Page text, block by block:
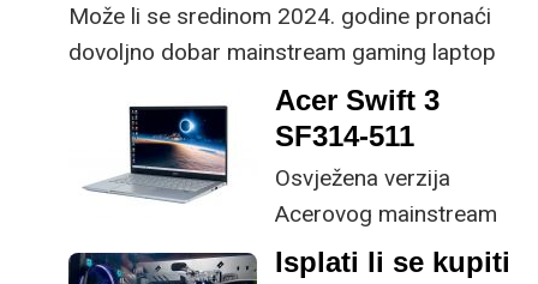
Može li se sredinom 2024. godine pronaći
dovoljno dobar mainstream gaming laptop
temeljen na novijoj tehnologiji za okruglih
1.000 eura ili ipak treba dati nešto više?
Istražili smo kakve se tehnologije nalaze u
mainstream gaming laptopima, te isplati li se
uložiti malo više kako biste kupili laptop
nešto boljih osobina koji neće trajati samo
Acer Swift 3
SF314-511
Osvježena verzija
Acerovog mainstream
ultraprijenosnika unutar
Isplati li se kupiti